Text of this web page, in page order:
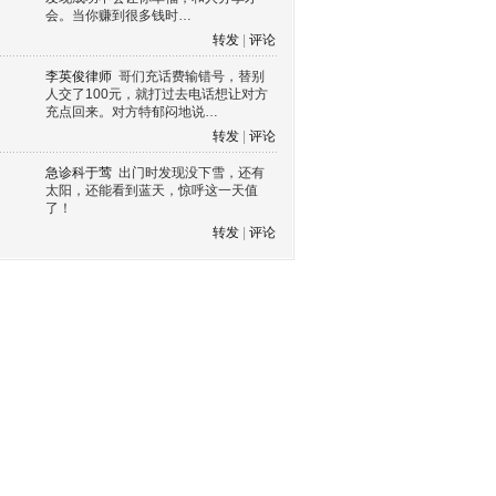
会。当你赚到很多钱时…
转发
评论
李英俊律师 哥们充话费输错号，替别
人交了100元，就打过去电话想让对方
充点回来。对方特郁闷地说…
转发
评论
急诊科于莺 出门时发现没下雪，还有
太阳，还能看到蓝天，惊呼这一天值
了！
转发
评论